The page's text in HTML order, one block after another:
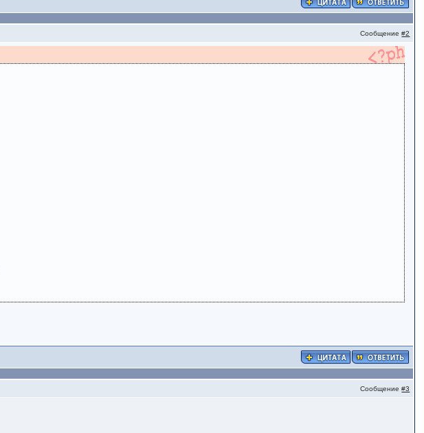
Сообщение#2
Сообщение#3